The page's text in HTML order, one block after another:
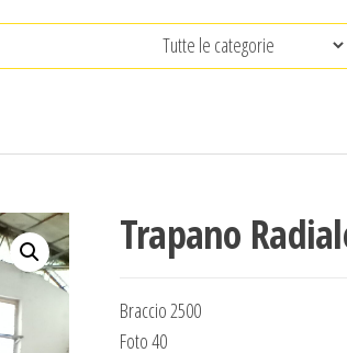
Trapano
Braccio 2500
Foto 40